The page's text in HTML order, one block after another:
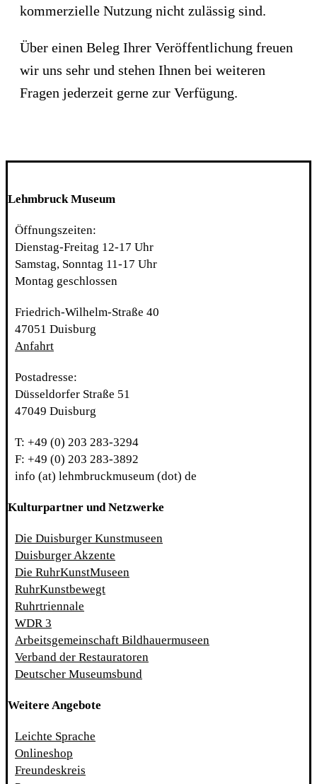
kommerzielle Nutzung nicht zulässig sind.
Über einen Beleg Ihrer Veröffentlichung freuen
wir uns sehr und stehen Ihnen bei weiteren
Fragen jederzeit gerne zur Verfügung.
Lehmbruck Museum
Öffnungszeiten:
Dienstag-Freitag 12-17 Uhr
Samstag, Sonntag 11-17 Uhr
Montag geschlossen
Friedrich-Wilhelm-Straße 40
47051 Duisburg
Anfahrt
Postadresse:
Düsseldorfer Straße 51
47049 Duisburg
T: +49 (0) 203 283-3294
F: +49 (0) 203 283-3892
info (at) lehmbruckmuseum (dot) de
Kulturpartner und Netzwerke
Die Duisburger Kunstmuseen
Duisburger Akzente
Die RuhrKunstMuseen
RuhrKunstbewegt
Ruhrtriennale
WDR 3
Arbeitsgemeinschaft Bildhauermuseen
Verband der Restauratoren
Deutscher Museumsbund
Weitere Angebote
Leichte Sprache
Onlineshop
Freundeskreis